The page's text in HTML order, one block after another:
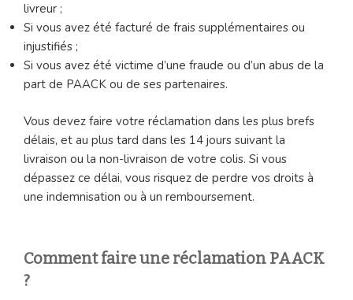
livreur ;
Si vous avez été facturé de frais supplémentaires ou
injustifiés ;
Si vous avez été victime d’une fraude ou d’un abus de la
part de PAACK ou de ses partenaires.
Vous devez faire votre réclamation dans les plus brefs
délais, et au plus tard dans les 14 jours suivant la
livraison ou la non-livraison de votre colis. Si vous
dépassez ce délai, vous risquez de perdre vos droits à
une indemnisation ou à un remboursement.
Comment faire une réclamation PAACK
?